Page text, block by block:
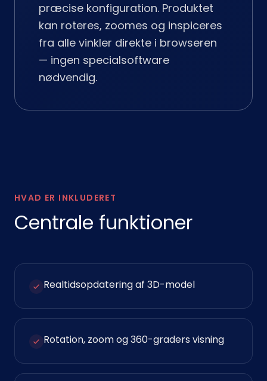
præcise konfiguration. Produktet
kan roteres, zoomes og inspiceres
fra alle vinkler direkte i browseren
— ingen specialsoftware
nødvendig.
HVAD ER INKLUDERET
Centrale funktioner
Realtidsopdatering af 3D-model
Rotation, zoom og 360-graders visning